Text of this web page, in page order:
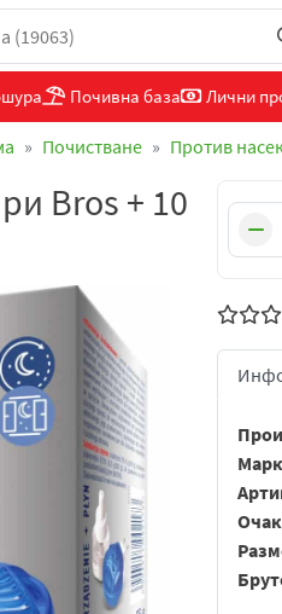
Почивна база Лични
Почистване Против
Bros + 10